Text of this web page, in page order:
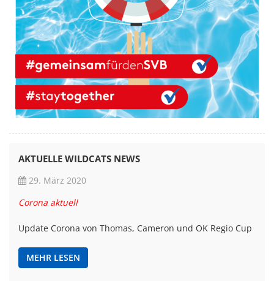
AKTUELLE WILDCATS NEWS
29. März 2020
Corona aktuell
Update Corona von Thomas, Cameron und OK Regio Cup
MEHR LESEN